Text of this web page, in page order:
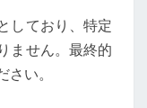
しており、特定
ません。最終的
い。